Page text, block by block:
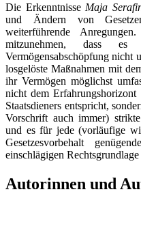
Die Erkenntnisse Maja
und Ändern von
weiterführende
mitzunehmen, dass
Vermögensabschöpfung nicht
losgelöste Maßnahmen mit
ihr Vermögen möglichst
nicht dem Erfahrungshorizont
Staatsdieners entspricht,
Vorschrift auch immer)
und es für jede (vorläufige
Gesetzesvorbehalt
einschlägigen
Autorinnen und